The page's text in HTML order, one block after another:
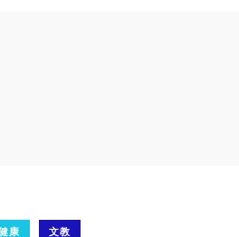
康 文教